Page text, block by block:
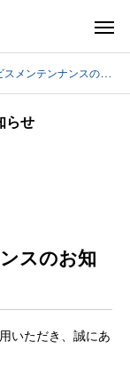
ンテンナンスのお知らせ
らせ
スのお知
いただき、誠にあ